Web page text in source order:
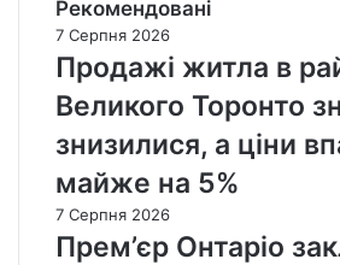
Рекомендовані
7 Серпня 2026
Продажі житла в
Великого Торонто
знизилися, а ціни
майже на 5%
7 Серпня 2026
Прем’єр Онтаріо